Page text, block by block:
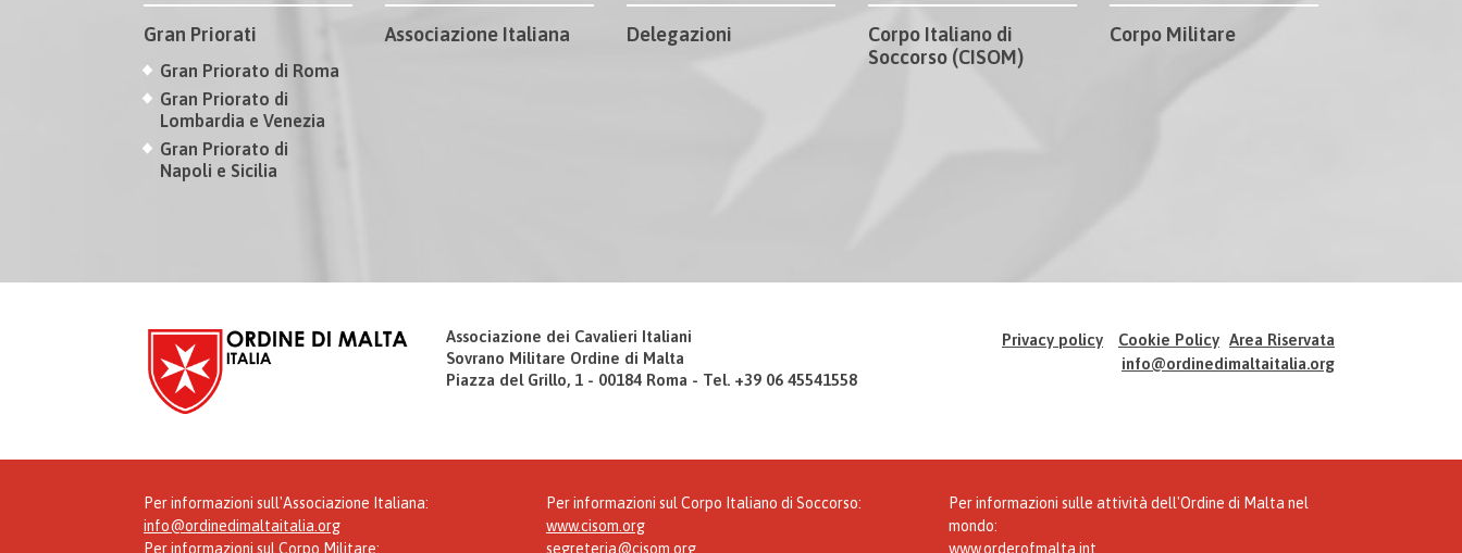
Gran Priorati
Gran Priorato di Roma
Gran Priorato di
Lombardia e Venezia
Gran Priorato di
Napoli e Sicilia
Associazione Italiana Delegazioni
Corpo Italiano di
Soccorso (CISOM)
Corpo Militare
Associazione dei Cavalieri Italiani
Sovrano Militare Ordine di Malta
Piazza del Grillo, 1 - 00184 Roma - Tel. +39 06 45541558
Privacy policy Cookie Policy Area Riservata
info@ordinedimaltaitalia.org
Per informazioni sull'Associazione Italiana:
info@ordinedimaltaitalia.org
Per informazioni sul Corpo Militare:
Per informazioni sul Corpo Italiano di Soccorso:
www.cisom.org
segreteria@cisom.org
Per informazioni sulle attività dell'Ordine di Malta nel
mondo:
www.orderofmalta.int